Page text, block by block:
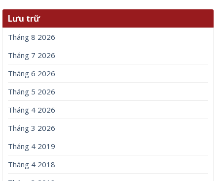
Lưu trữ
Tháng 8 2026
Tháng 7 2026
Tháng 6 2026
Tháng 5 2026
Tháng 4 2026
Tháng 3 2026
Tháng 4 2019
Tháng 4 2018